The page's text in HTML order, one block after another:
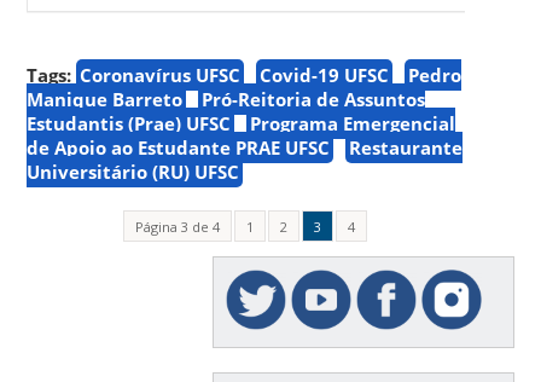
Tags: Coronavírus UFSC Covid-19 UFSC
Pedro
Manique Barreto
Pró-Reitoria de Assuntos
Estudantis (Prae) UFSC
Programa Emergencial
de Apoio ao Estudante PRAE UFSC
Restaurante
Universitário (RU) UFSC
Página 3 de 4 1 2 3 4